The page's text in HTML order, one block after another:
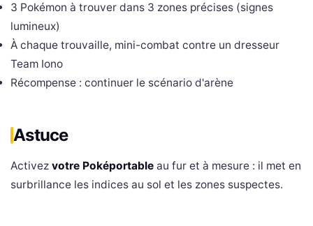
3 Pokémon à trouver dans 3 zones précises (signes
lumineux)
À chaque trouvaille, mini-combat contre un dresseur
Team Iono
Récompense : continuer le scénario d'arène
Astuce
Activez votre Poképortable au fur et à mesure : il met en
surbrillance les indices au sol et les zones suspectes.